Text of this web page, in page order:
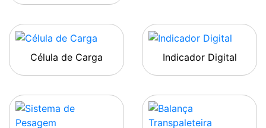
Célula de Carga Indicador Digital